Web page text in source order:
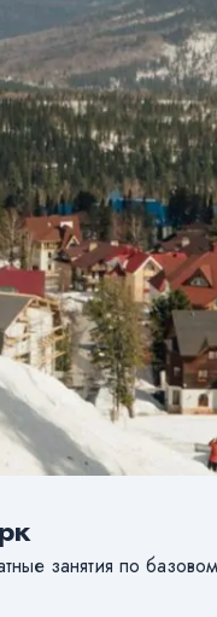
занятия по